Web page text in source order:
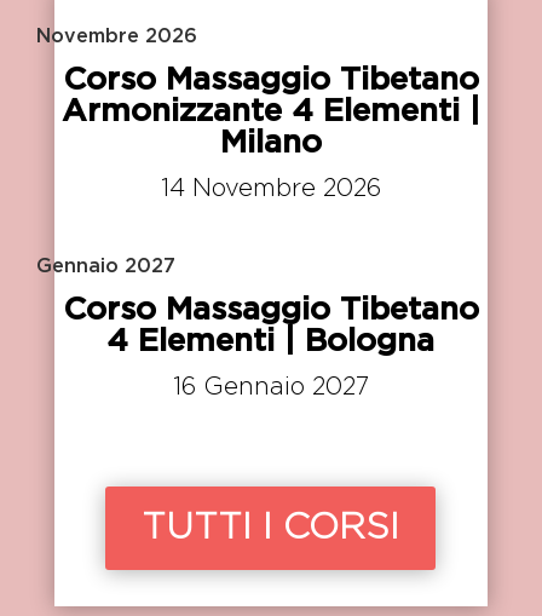
Novembre 2026
Corso Massaggio Tibetano
Armonizzante 4 Elementi |
Milano
14 Novembre 2026
Gennaio 2027
Corso Massaggio Tibetano
4 Elementi | Bologna
16 Gennaio 2027
TUTTI I CORSI